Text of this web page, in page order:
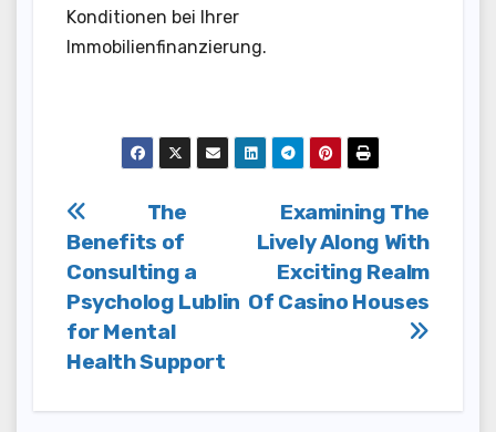
Konditionen bei Ihrer
Immobilienfinanzierung.
Post
navigation
Examining The
Lively Along With
Exciting Realm
Of Casino Houses
The
Benefits of
Consulting a
Psycholog Lublin
for Mental
Health Support